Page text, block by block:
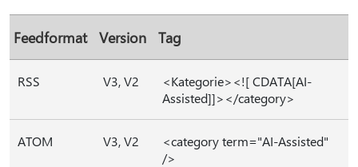
Feedformat Version Tag
RSS V3, V2
<Kategorie><![ CDATA[AI-
Assisted]]></category>
ATOM V3, V2
<category term="AI-Assisted"
/>